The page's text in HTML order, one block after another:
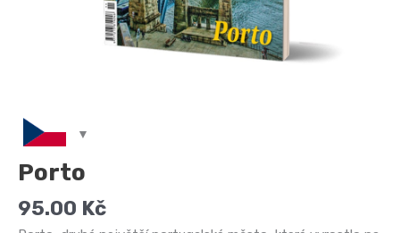
Porto
95.00 Kč